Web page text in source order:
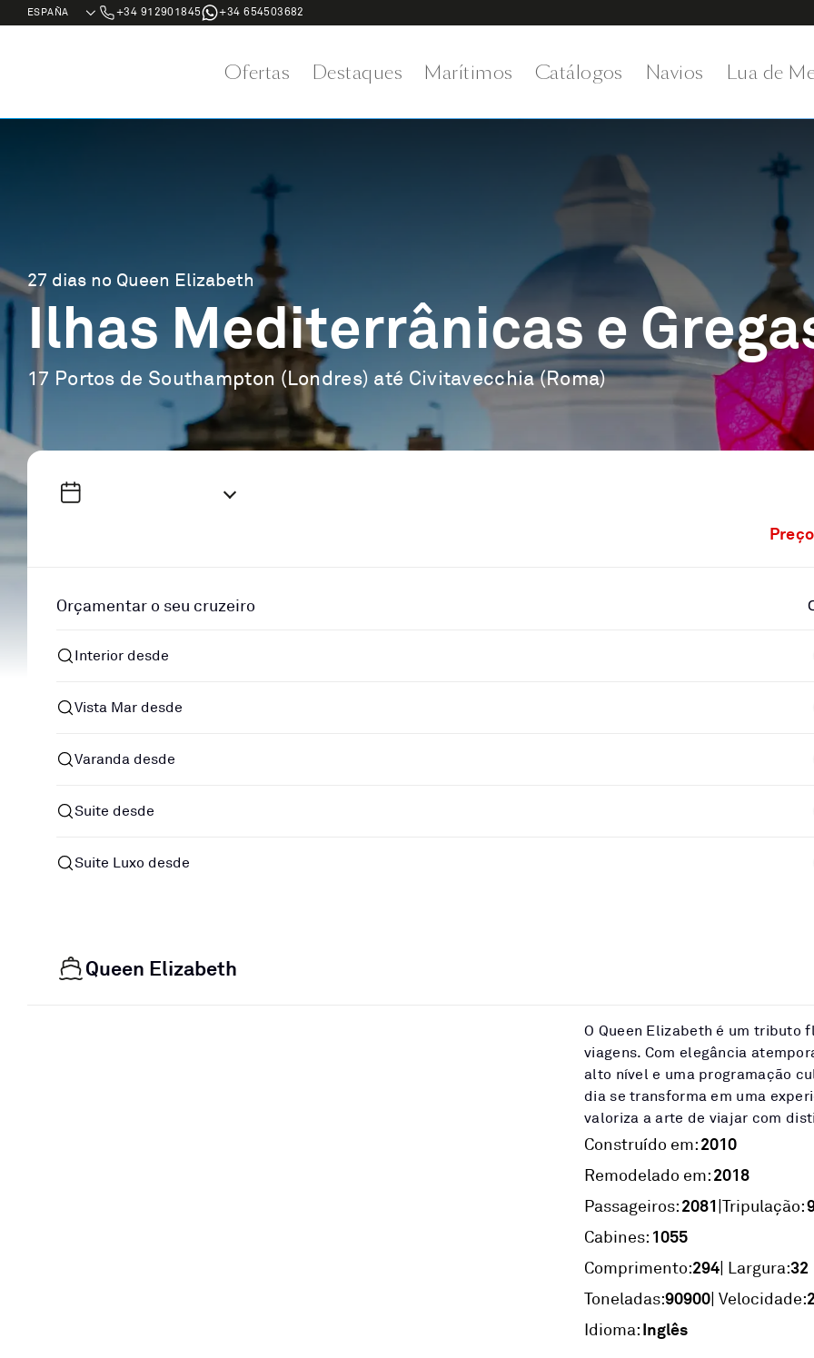
+34 912901845 +34 654503682
Ofertas Destaques Marítimos Catálogos Navios Lua de
27 dias no Queen Elizabeth
Ilhas Mediterrânicas e
17 Portos de Southampton (Londres) até Civitavecchia (Roma)
Orçamentar o seu cruzeiro
Interior desde
Vista Mar desde
Varanda desde
Suite desde
Suite Luxo desde
Queen Elizabeth
O Queen Elizabeth é um tributo
viagens. Com elegância
alto nível e uma programação
dia se transforma em uma
valoriza a arte de viajar com
Construído em:2010
Remodelado em:2018
Passageiros:2081|Tripulação:
Cabines: 1055
Comprimento:294| Largura:32
Toneladas:90900| Velocidade:
Idioma:Inglês